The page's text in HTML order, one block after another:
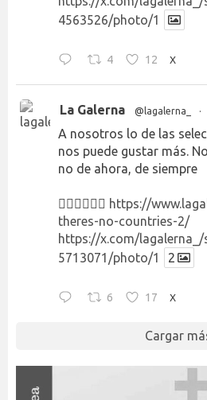
4563526/photo/1
4 12 X
La Galerna @lagalerna_ ·
A nosotros lo de las
nos puede gustar más.
no de ahora, de siempre
👉🏻👉🏻👉🏻 https://
theres-no-countries-2/
https://x.com/
5713071/photo/1
2
6 17 X
Cargar